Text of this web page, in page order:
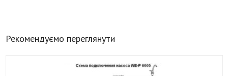
Рекомендуємо переглянути